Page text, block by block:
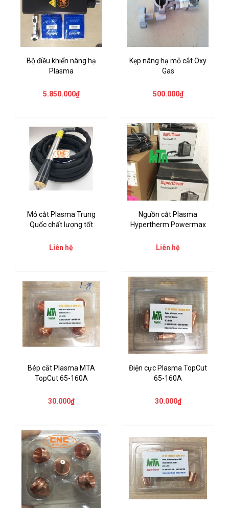
Bộ điều khiển nâng hạ
Plasma
5.850.000₫
Kẹp nâng hạ mỏ cắt Oxy
Gas
500.000₫
Mỏ cắt Plasma Trung
Quốc chất lượng tốt
Liên hệ
Nguồn cắt Plasma
Hypertherm Powermax
Liên hệ
Bép cắt Plasma MTA
TopCut 65-160A
30.000₫
Điện cực Plasma TopCut
65-160A
30.000₫